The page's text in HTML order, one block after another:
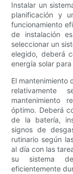
Instalar un
planificación y
funcionamiento
de instalación
seleccionar un
elegido, deberá
energía solar
El mantenimiento
relativamente
mantenimiento
óptimo. Deberá
de la batería,
signos de
rutinario según
al día con las
su sistema
eficientemente